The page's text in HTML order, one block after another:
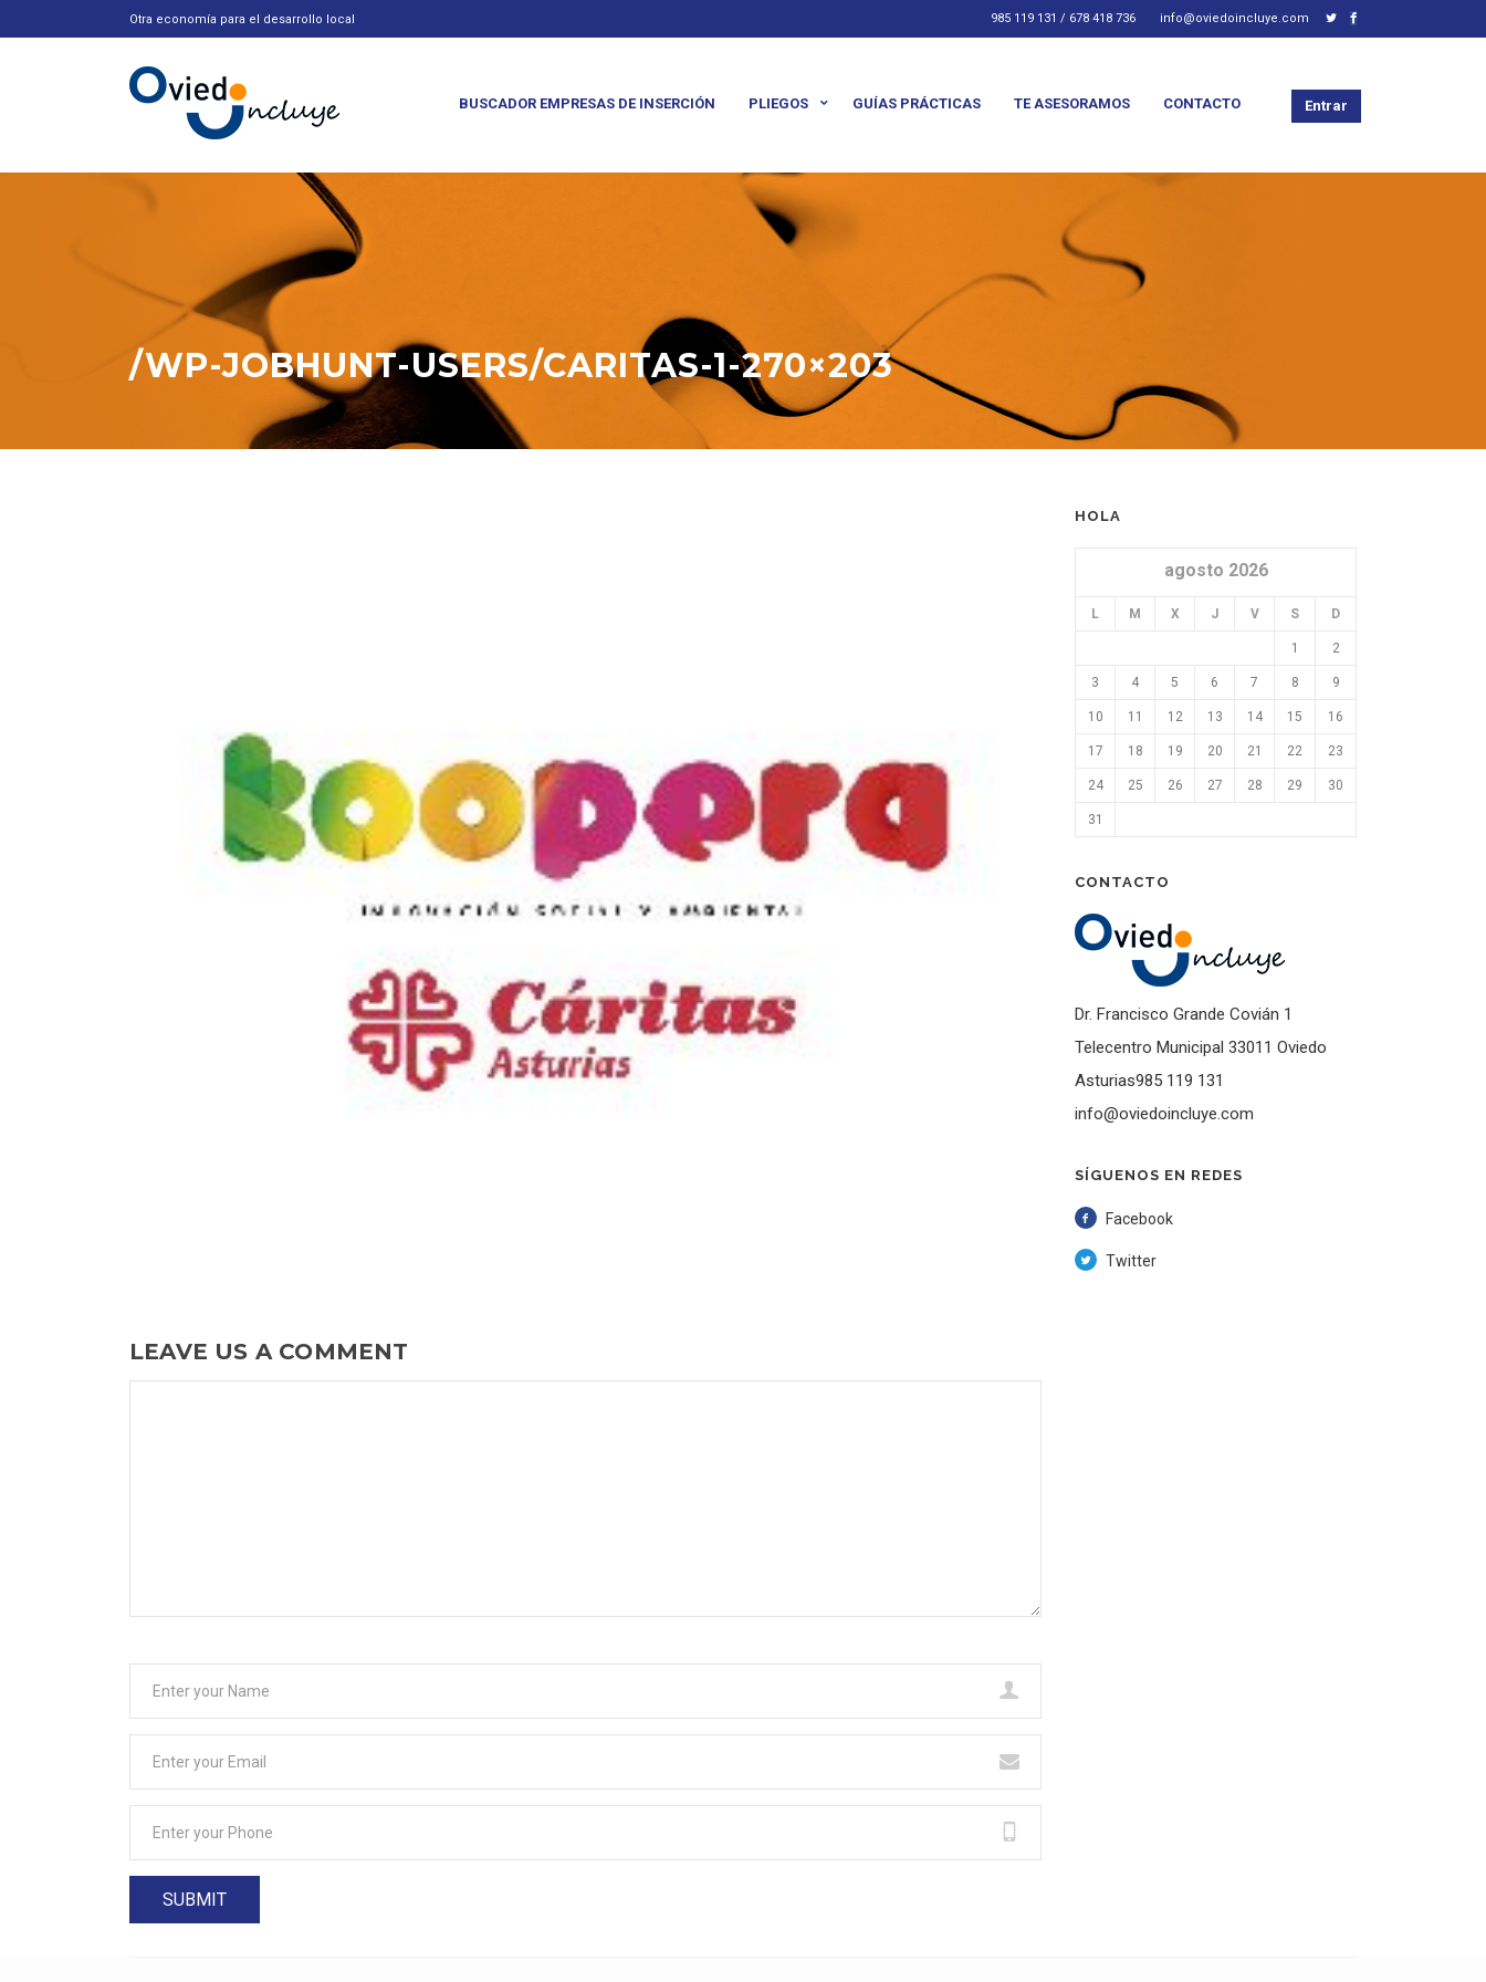
Otra economía para el desarrollo local 985 119 131 / 678 418 736 info@oviedoincluye.com
BUSCADOR EMPRESAS DE INSERCIÓN PLIEGOS GUÍAS PRÁCTICAS TE ASESORAMOS CONTACTO Entrar
/WP-JOBHUNT-USERS/CARITAS-1-270×203
LEAVE US A COMMENT
HOLA
agosto 2026
L M X J V S D
1 2
3 4 5 6 7 8 9
10 11 12 13 14 15 16
17 18 19 20 21 22 23
24 25 26 27 28 29 30
31
CONTACTO
Dr. Francisco Grande Covián 1
Telecentro Municipal 33011 Oviedo
Asturias985 119 131
info@oviedoincluye.com
SÍGUENOS EN REDES
Facebook
Twitter